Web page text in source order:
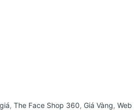
, The Face Shop 360, Giá Vàng, Web